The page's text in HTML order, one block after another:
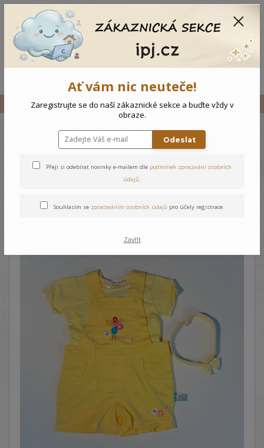
Vše Dětský komplet s čelenkou Motýlek - 92
Dětský komplet s čelenkou
Motýlek - 92
Ať vám nic neuteče!
Zaregistrujte se do naší zákaznické sekce a buďte vždy v
obraze.
Odeslat
Přeji si odebírat novinky e-mailem dle podmínek zpracování osobních
údajů.
Souhlasím se zpracováním osobních údajů pro účely registrace.
Zavřít